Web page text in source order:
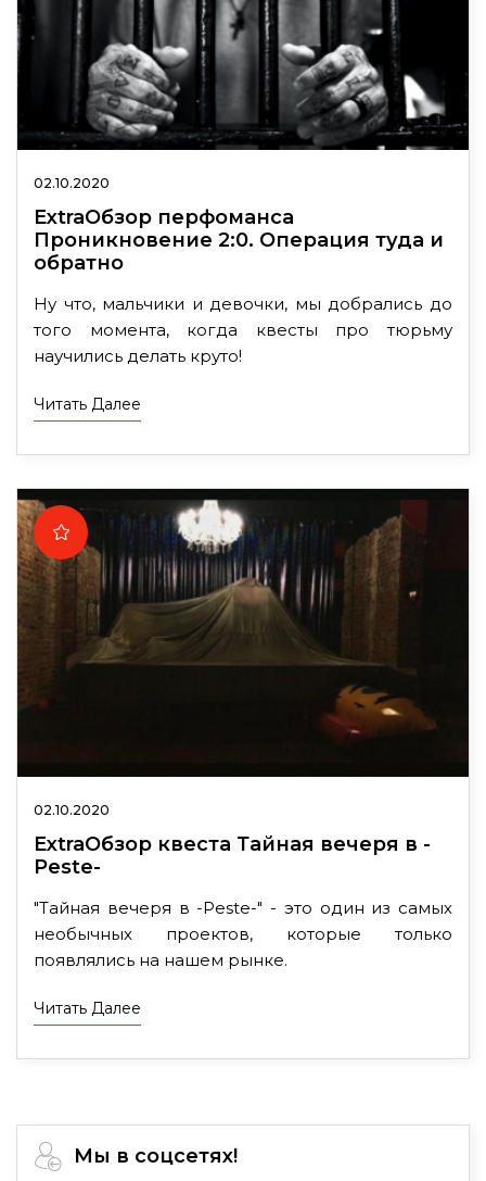
02.10.2020
ExtraОбзор перфоманса
Проникновение 2:0. Операция туда и
обратно
Ну что, мальчики и девочки, мы добрались до
того момента, когда квесты про тюрьму
научились делать круто!
Читать Далее
02.10.2020
ExtraОбзор квеста Тайная вечеря в -
Peste-
"Тайная вечеря в -Peste-" - это один из самых
необычных проектов, которые только
появлялись на нашем рынке.
Читать Далее
Мы в соцсетях!